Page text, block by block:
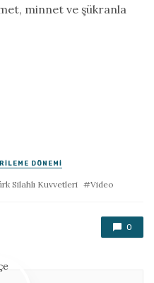
minnet ve şükranla
DÖNEMI
Silahlı Kuvvetleri Video
0